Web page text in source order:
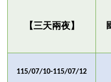
【三天兩夜】
115/07/10-115/07/12